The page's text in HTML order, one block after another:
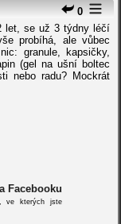
0
let, se už 3 týdny léčí
probíhá, ale vůbec
granule, kapsičky,
(gel na ušní boltec
nebo radu? Mockrát
Facebooku
ve kterých jste